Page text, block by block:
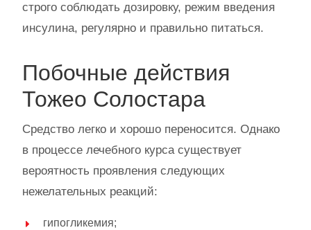
строго соблюдать дозировку, режим введения
инсулина, регулярно и правильно питаться.
Побочные действия
Тожео Солостара
Средство легко и хорошо переносится. Однако
в процессе лечебного курса существует
вероятность проявления следующих
нежелательных реакций:
гипогликемия;